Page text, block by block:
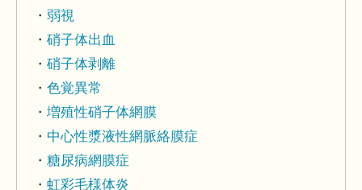
弱視
硝子体出血
硝子体剥離
色覚異常
増殖性硝子体網膜
中心性漿液性網脈絡膜症
糖尿病網膜症
虹彩毛様体炎